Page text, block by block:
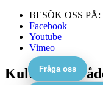
BESÖK OSS PÅ:
Facebook
Youtube
Vimeo
Fråga oss